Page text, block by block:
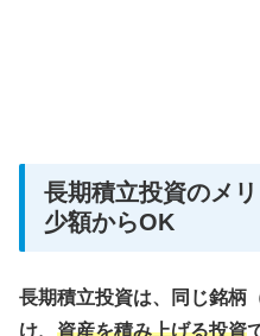
長期積立投資のメ
少額からOK
長期積立投資は、同じ銘柄
け、 資産を積み上げる投資